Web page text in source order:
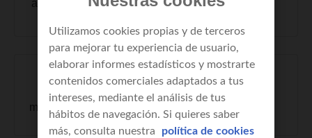
ayuda y soporte wifi SOS wifi
más equipos para mi
red wifi
Utilizamos cookies propias y de terceros
para mejorar tu experiencia de usuario,
elaborar informes estadísticos y mostrarte
contenidos comerciales adaptados a tus
intereses, mediante el análisis de tus
hábitos de navegación. Si quieres saber
más, consulta nuestra política de cookies